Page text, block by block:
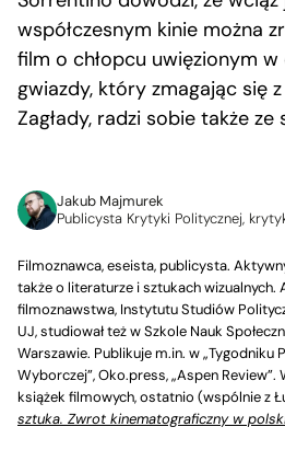
współczesnym kinie można
film o chłopcu uwięzionym
gwiazdy, który zmagając się
Zagłady, radzi sobie także ze
Jakub Majmurek
Publicysta Krytyki Politycznej,
Filmoznawca, eseista, publicysta.
także o literaturze i sztukach
filmoznawstwa, Instytutu Studiów
UJ, studiował też w Szkole Nauk
Warszawie. Publikuje m.in. w „Tygodniku
Wyborczej”, Oko.press, „Aspen
książek filmowych, ostatnio (wspólnie z
sztuka. Zwrot kinematograficzny w